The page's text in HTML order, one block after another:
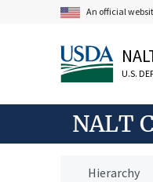
An official
U.S.
NALT
Hierarchy